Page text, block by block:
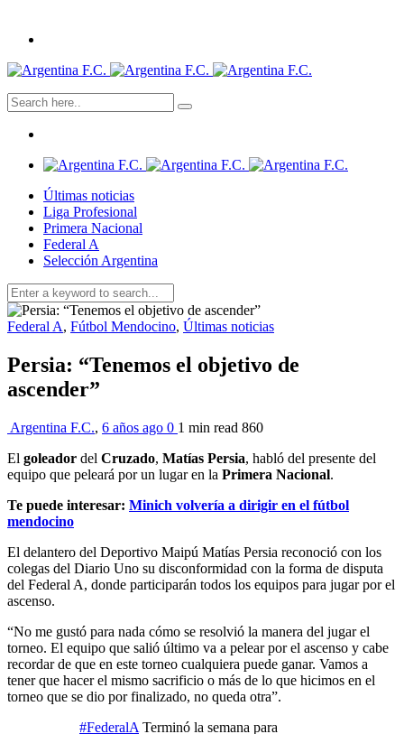
Últimas noticias
Liga Profesional
Primera Nacional
Federal A
Selección Argentina
Federal A, Fútbol Mendocino, Últimas noticias
Persia: “Tenemos el objetivo de
ascender”
Argentina F.C., 6 años ago 0 1 min read 860
El goleador del Cruzado, Matías Persia, habló del presente del
equipo que peleará por un lugar en la Primera Nacional.
Te puede interesar: Minich volvería a dirigir en el fútbol
mendocino
El delantero del Deportivo Maipú Matías Persia reconoció con los
colegas del Diario Uno su disconformidad con la forma de disputa
del Federal A, donde participarán todos los equipos para jugar por el
ascenso.
“No me gustó para nada cómo se resolvió la manera del jugar el
torneo. El equipo que salió último va a pelear por el ascenso y cabe
recordar de que en este torneo cualquiera puede ganar. Vamos a
tener que hacer el mismo sacrificio o más de lo que hicimos en el
torneo que se dio por finalizado, no queda otra”.
#FederalA Terminó la semana para